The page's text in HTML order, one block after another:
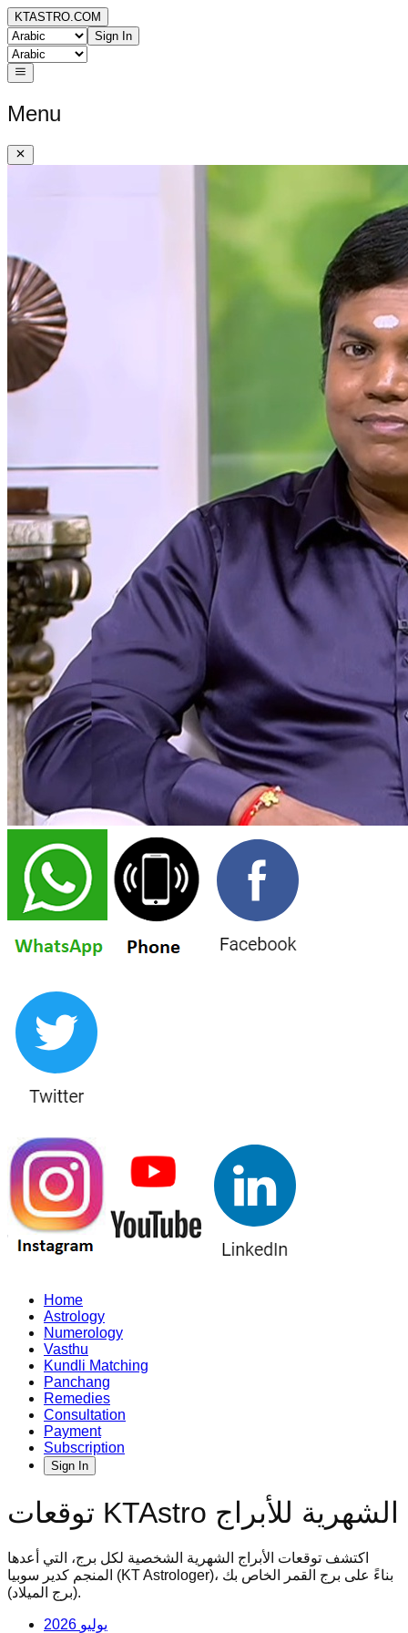
KTASTRO.COM
Sign In
Menu
Home
Astrology
Numerology
Vasthu
Kundli Matching
Panchang
Remedies
Consultation
Payment
Subscription
Sign In
توقعات KTAstro الشهرية للأبراج
اكتشف توقعات الأبراج الشهرية الشخصية لكل برج، التي أعدها
المنجم كدير سوبيا (KT Astrologer)، بناءً على برج القمر الخاص بك
(برج الميلاد).
2026 يوليو